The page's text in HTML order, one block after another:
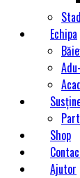
Echipa
Shop
Ajutor